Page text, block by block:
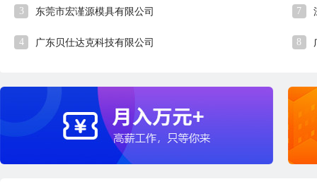
3 东莞市宏谨源模具有限公司
4 广东贝仕达克科技有限公司
7
8